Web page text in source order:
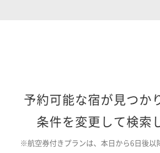
予約可能な宿が見つか
条件を変更して検索
※航空券付きプランは、本日から6日後以